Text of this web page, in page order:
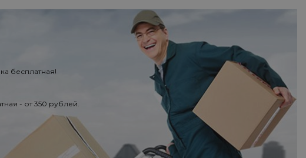
бесплатная!
- от 350 рублей.